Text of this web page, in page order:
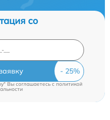
со
Вы соглашаетесь cполитикой